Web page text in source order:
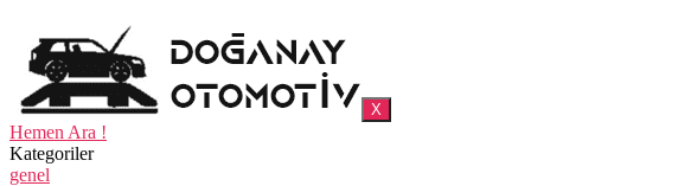
X
Hemen Ara !
Kategoriler
genel